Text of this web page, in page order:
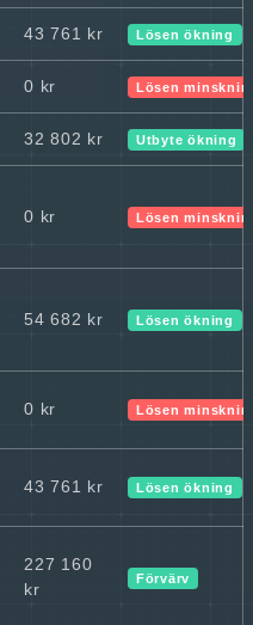
43 761 kr Lösen ökning
0 kr Lösen
32 802 kr Utbyte ökning
0 kr Lösen
54 682 kr Lösen ökning
0 kr Lösen
43 761 kr Lösen ökning
227 160
kr
Förvärv